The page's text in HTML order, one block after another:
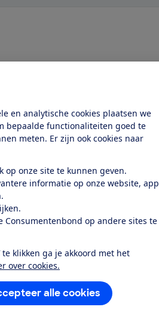
en analytische cookies plaatsen we
bepaalde functionaliteiten goed te
meten. Er zijn ook cookies naar
op onze site te kunnen geven.
informatie op onze website, app
Consumentenbond op andere sites te
te klikken ga je akkoord met het
over cookies.
alle cookies
Qute
Bekijk test
€ 51,95